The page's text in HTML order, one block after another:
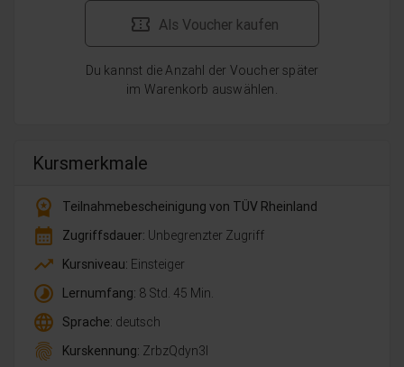
Als Voucher kaufen
Du kannst die Anzahl der Voucher später
im Warenkorb auswählen.
Kursmerkmale
workspace_premium
Teilnahmebescheinigung von TÜV Rheinland
calendar_month Zugriffsdauer: Unbegrenzter Zugriff
trending_up Kursniveau: Einsteiger
timelapse Lernumfang: 8 Std. 45 Min.
language Sprache: deutsch
fingerprint Kurskennung: ZrbzQdyn3l